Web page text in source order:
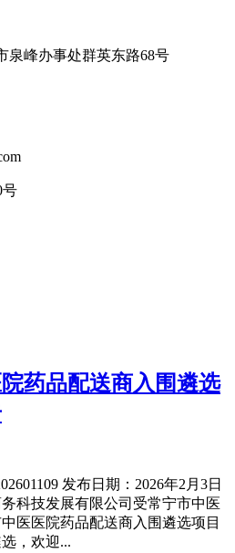
泉峰办事处群英东路68号
号
药品配送商入围遴选
发布日期：2026年2月3日
科技发展有限公司受常宁市中医
医医院药品配送商入围遴选项目
，欢迎...